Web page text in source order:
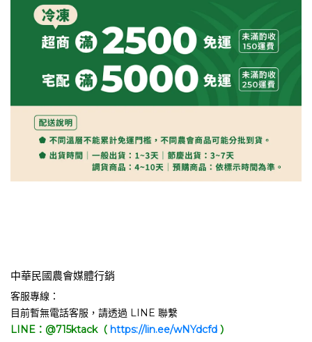
中華民國農會媒體行銷
客服專線：
目前暫無電話客服，請透過 LINE 聯繫
LINE：@715ktack（ https://lin.ee/wNYdcfd ）